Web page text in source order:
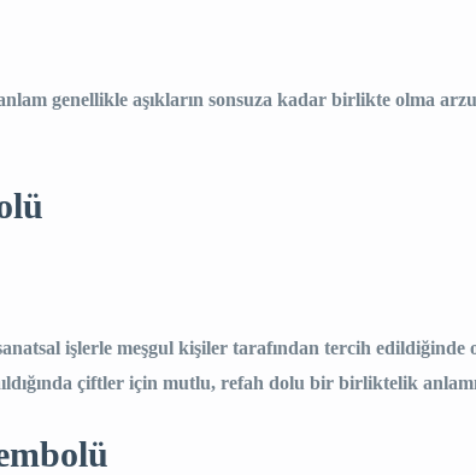
genellikle aşıkların sonsuza kadar birlikte olma
işlerle meşgul kişiler tarafından tercih
çiftler için mutlu, refah dolu bir birliktelik